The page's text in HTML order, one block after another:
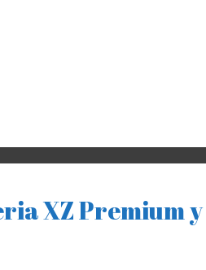
XZ Premium y